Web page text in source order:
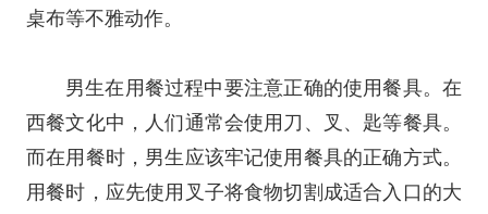
桌布等不雅动作。
男生在用餐过程中要注意正确的使用餐具。在
西餐文化中，人们通常会使用刀、叉、匙等餐具。
而在用餐时，男生应该牢记使用餐具的正确方式。
用餐时，应先使用叉子将食物切割成适合入口的大